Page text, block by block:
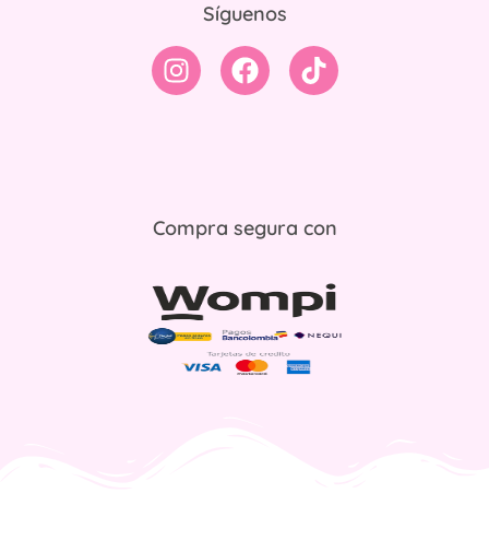
Síguenos
Compra segura con